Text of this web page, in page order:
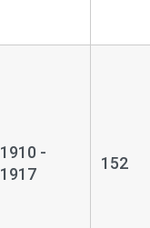
1910 -
1917
152